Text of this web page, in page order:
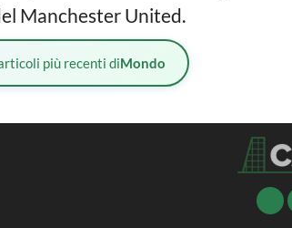
Manchester United.
più recenti diMondo